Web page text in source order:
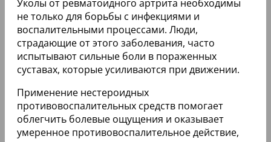
Уколы от ревматоидного артрита необходимы
не только для борьбы с инфекциями и
воспалительными процессами. Люди,
страдающие от этого заболевания, часто
испытывают сильные боли в пораженных
суставах, которые усиливаются при движении.
Применение нестероидных
противовоспалительных средств помогает
облегчить болевые ощущения и оказывает
умеренное противовоспалительное действие,